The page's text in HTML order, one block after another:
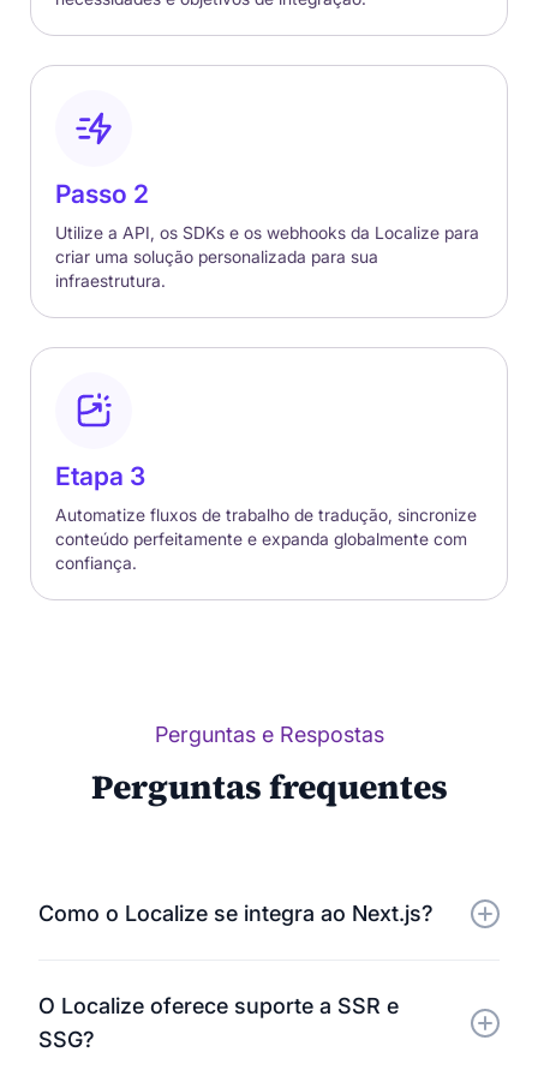
Passo 2
Utilize a API, os SDKs e os webhooks da Localize para
criar uma solução personalizada para sua
infraestrutura.
Etapa 3
Automatize fluxos de trabalho de tradução, sincronize
conteúdo perfeitamente e expanda globalmente com
confiança.
Perguntas e Respostas
Perguntas frequentes
Como o Localize se integra ao Next.js?
meio de um pequeno trecho de JavaScript. Ele
detecta automaticamente todo o texto visível em
O Localize oferece suporte a SSR e
SSG?